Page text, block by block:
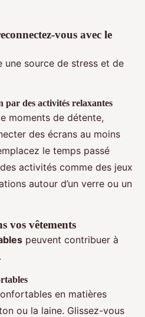
vous avec le
une source de stress et de
par des activités relaxantes
moments de détente,
des écrans au moins
le temps passé
activités comme des jeux
autour d’un verre ou un
vos vêtements
peuvent contribuer à
en matières
ou la laine. Glissez-vous